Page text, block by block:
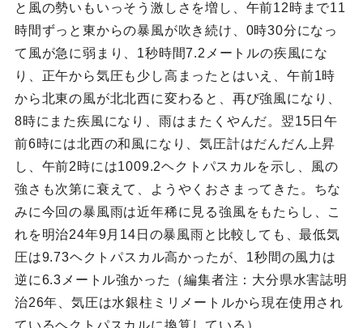
と風の勢いもいっそう激しさを増し、午前12時まで11
時間ずっと東からの暴風が吹き続け、0時30分になっ
て風が急に弱まり、1秒時間7.2メートルの疾風にな
り、正午から気圧も少し高まったとはいえ、午前1時
から北東の風が北北西に変わると、再び強風になり、
8時にまた疾風になり、雨はまたくやんだ。翌15日午
前6時には北西の和風になり、気圧計はだんだん上昇
し、午前2時には1009.2ヘクトパスカルを示し、風の
強さも次第に衰えて、ようやくおさまってきた。ちな
みに今回の暴風雨は近年稀に見る強風をもたらし、こ
れを明治24年9月14日の暴風雨と比較しても、最低気
圧は9.73ヘクトパスカル高かったが、1秒間の風力は
逆に6.3メートル強かった（編集者注：大分県水害誌明
治26年、気圧は水銀柱ミリメートルから現在使用され